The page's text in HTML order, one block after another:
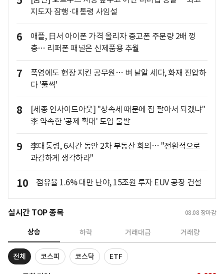
지도자 잠행·대통령 사임설
6
애플, 日서 아이폰 가격 올리자 중고폰 주문량 2배 껑
충… 리퍼폰 패널은 신제품용 추월
7
폭염에도 현장 지킨 공무원… 벼 낱알 세다, 화재 진압하
다 '풀썩'
8
[세종 인사이드아웃] "상속세 때문에 집 팔아서 되겠냐"
李 약속한 '공제 확대' 도입 불발
9
李대통령, 6시간 동안 2차 부동산 회의… "전환적으로
과감하게 생각하라"
10 점유율 1.6% 대만 난야, 15조원 투자 EUV 공장 건설
실시간 TOP 종목 08.08 장마감
상승 하락 거래대금 거래량
전체 코스피 코스닥 ETF